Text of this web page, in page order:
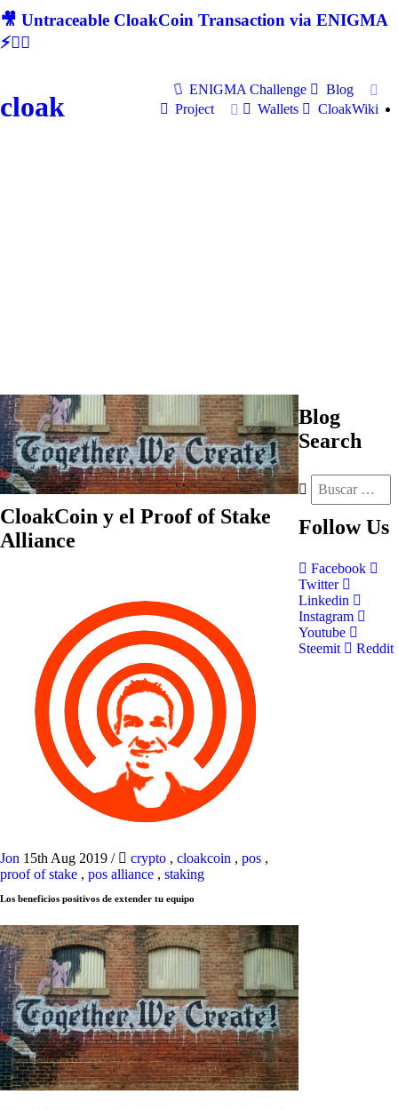
🎥 Untraceable CloakCoin Transaction via ENIGMA
⚡🕵‍♂
cloak
ENIGMA Challenge
Blog
Project
Wallets CloakWiki
CloakCoin y el Proof of Stake
Alliance
Jon 15th Aug 2019 / crypto , cloakcoin , pos ,
proof of stake , pos alliance , staking
Los beneficios positivos de extender tu equipo
Blog
Search
Follow Us
Facebook
Twitter
Linkedin
Instagram
Youtube
Steemit
Reddit